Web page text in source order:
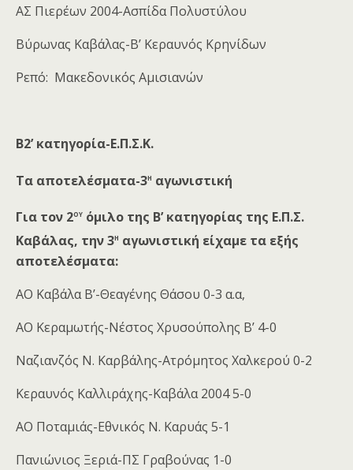
ΑΣ Πιερέων 2004-Ασπίδα Πολυστύλου
Βύρωνας Καβάλας-Β’ Κεραυνός Κρηνίδων
Ρεπό: Μακεδονικός Αμισιανών
Β2’ κατηγορία-Ε.Π.Σ.Κ.
Τα αποτελέσματα-3η αγωνιστική
Για τον 2ου όμιλο της Β’ κατηγορίας της Ε.Π.Σ.
Καβάλας, την 3η αγωνιστική είχαμε τα εξής
αποτελέσματα:
ΑΟ Καβάλα Β’-Θεαγένης Θάσου 0-3 α.α,
ΑΟ Κεραμωτής-Νέστος Χρυσούπολης Β’ 4-0
Ναζιανζός Ν. Καρβάλης-Ατρόμητος Χαλκερού 0-2
Κεραυνός Καλλιράχης-Καβάλα 2004 5-0
ΑΟ Ποταμιάς-Εθνικός Ν. Καρυάς 5-1
Πανιώνιος Ξεριά-ΠΣ Γραβούνας 1-0